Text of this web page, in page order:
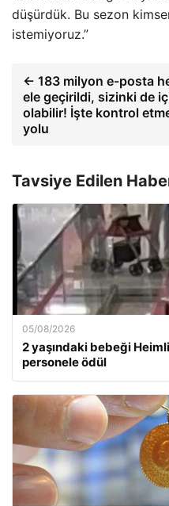
düşürdük. Bu sezon
istemiyoruz.”
← 183 milyon e-posta
ele geçirildi, sizinki de
olabilir! İşte kontrol
yolu
Tavsiye Edilen
05/08/2026
2 yaşındaki bebeği
personele ödül